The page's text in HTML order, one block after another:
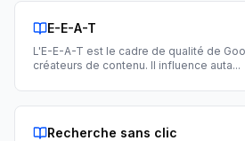
E-E-A-T
L'E-E-A-T est le cadre de qualité de
créateurs de contenu. Il influence auta...
Recherche sans clic